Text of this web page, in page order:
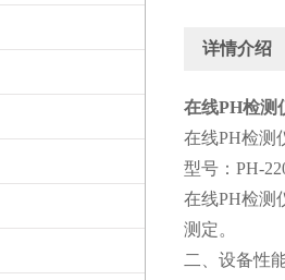
详情介绍
在线PH检测
在线PH检测
型号：PH-
在线PH检测
测定。
二、设备性